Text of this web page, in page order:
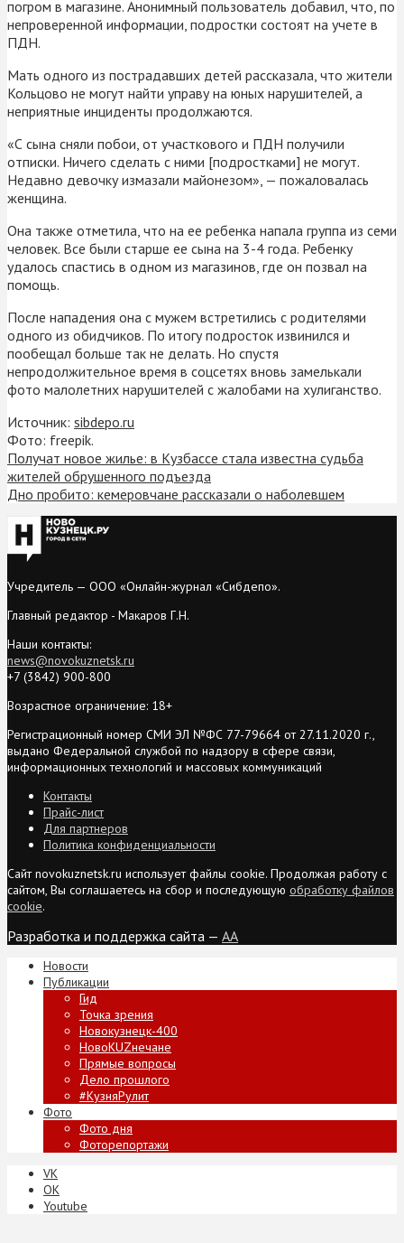
погром в магазине. Анонимный пользователь добавил, что, по
непроверенной информации, подростки состоят на учете в
ПДН.
Мать одного из пострадавших детей рассказала, что жители
Кольцово не могут найти управу на юных нарушителей, а
неприятные инциденты продолжаются.
«С сына сняли побои, от участкового и ПДН получили
отписки. Ничего сделать с ними [подростками] не могут.
Недавно девочку измазали майонезом», — пожаловалась
женщина.
Она также отметила, что на ее ребенка напала группа из семи
человек. Все были старше ее сына на 3-4 года. Ребенку
удалось спастись в одном из магазинов, где он позвал на
помощь.
После нападения она с мужем встретились с родителями
одного из обидчиков. По итогу подросток извинился и
пообещал больше так не делать. Но спустя
непродолжительное время в соцсетях вновь замелькали
фото малолетних нарушителей с жалобами на хулиганство.
Источник: sibdepo.ru
Фото: freepik.
Получат новое жилье: в Кузбассе стала известна судьба
жителей обрушенного подъезда
Дно пробито: кемеровчане рассказали о наболевшем
Учредитель — ООО «Онлайн-журнал «Сибдепо».
Главный редактор - Макаров Г.Н.
Наши контакты:
news@novokuznetsk.ru
+7 (3842) 900-800
Возрастное ограничение: 18+
Регистрационный номер СМИ ЭЛ №ФС 77-79664 от 27.11.2020 г.,
выдано Федеральной службой по надзору в сфере связи,
информационных технологий и массовых коммуникаций
Контакты
Прайс-лист
Для партнеров
Политика конфиденциальности
Сайт novokuznetsk.ru использует файлы cookie. Продолжая работу с
сайтом, Вы соглашаетесь на сбор и последующую обработку файлов
cookie.
Разработка и поддержка сайта — AA
Новости
Публикации
Гид
Точка зрения
Новокузнецк-400
НовоKUZнечане
Прямые вопросы
Дело прошлого
#КузняРулит
Фото
Фото дня
Фоторепортажи
VK
ОК
Youtube